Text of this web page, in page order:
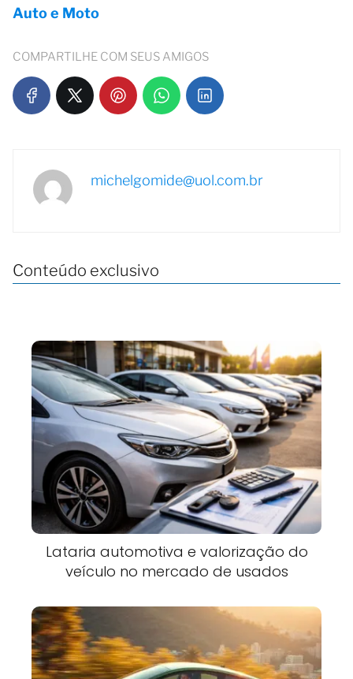
Auto e Moto
COMPARTILHE COM SEUS AMIGOS
michelgomide@uol.com.br
Conteúdo exclusivo
Lataria automotiva e valorização do
veículo no mercado de usados